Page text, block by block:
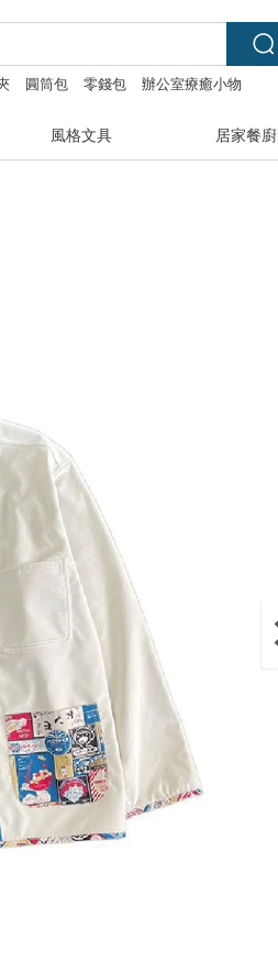
圓筒包 零錢包 辦公室療癒小物
風格文具 居家餐廚